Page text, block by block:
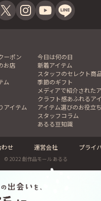
ーポン
今日は何の日
お店
新着アイテム
スタッフのセレクト商
ム
季節のギフト
メディアで紹介された
クラフト感あふれるア
アイテム
アイテム選びのお役立
スタッフコラム
あるる豆知識
わせ 運営会社 プライ
© 2022 創作品モール あるる